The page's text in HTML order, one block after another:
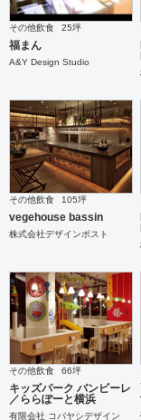
その他飲食 25坪
福まん
A&Y Design Studio
その他飲食 105坪
vegehouse bassin
株式会社デザインポスト
その他飲食 66坪
キッズパーク バンビーレ
／ららぽーと横浜
有限会社 コバヤシデザイン